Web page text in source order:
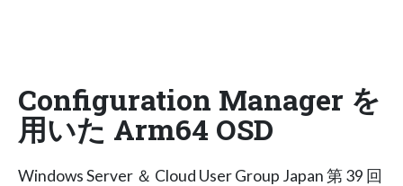
Configuration Manager を
用いた Arm64 OSD
Windows Server ＆ Cloud User Group Japan 第 39 回